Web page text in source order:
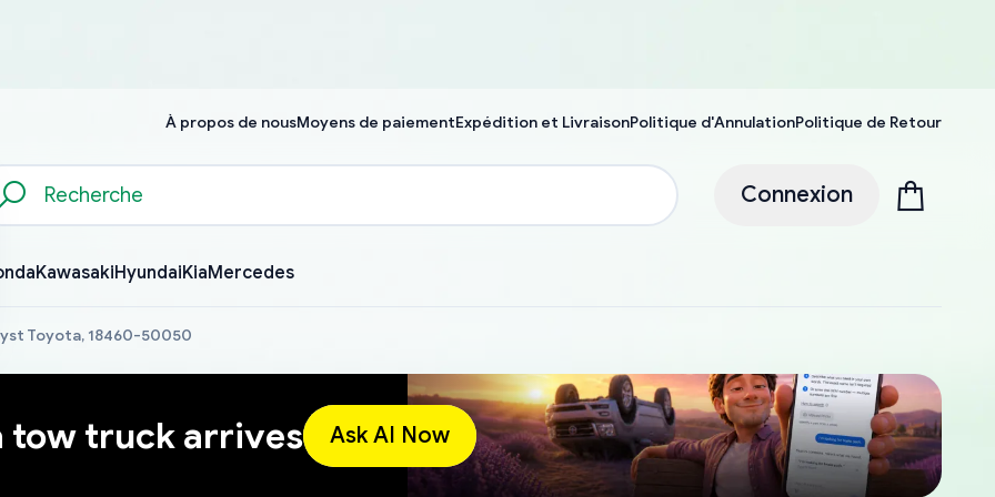
À propos de nousMoyens de paiementExpédition et LivraisonPolitique d'AnnulationPolitique de Retour
Connexion
KawasakiHyundaiKiaMercedes
Toyota, 18460-50050
tow truck arrives Ask AI Now